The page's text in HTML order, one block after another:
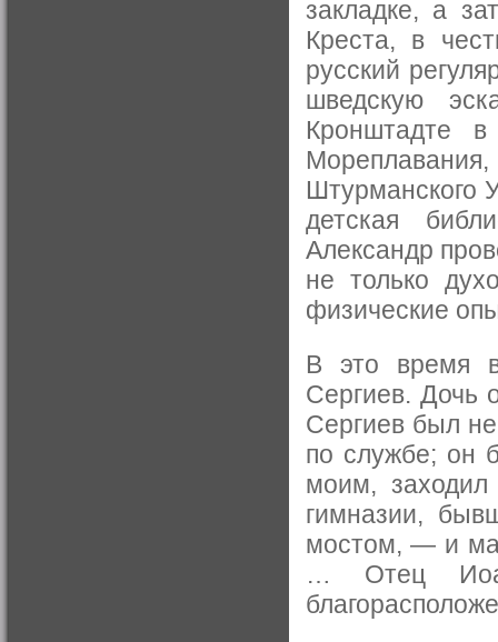
закладке, а
Креста, в
русский
шведскую
Кронштадте
Штурманского
детская
Александр
не только
физические
В это время
Сергиев. Дочь
Сергиев был
по службе; он
моим,
гимназии,
мостом, — и
… Отец